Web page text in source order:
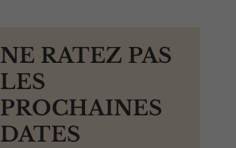
NE RATEZ PAS
LES
PROCHAINES
DATES